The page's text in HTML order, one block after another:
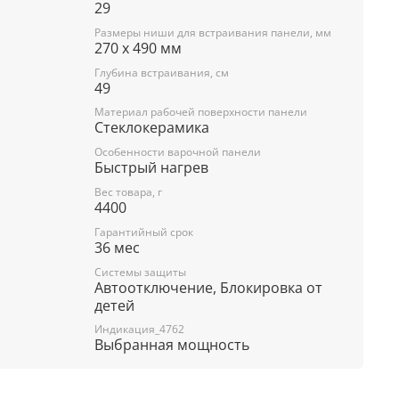
см 49×27
29
Размеры ниши для встраивания панели, мм
270 x 490 мм
Глубина встраивания, см
49
Материал рабочей поверхности панели
Стеклокерамика
Особенности варочной панели
Быстрый нагрев
Вес товара, г
4400
Гарантийный срок
36 мес
Системы защиты
Автоотключение, Блокировка от
детей
Индикация_4762
Выбранная мощность